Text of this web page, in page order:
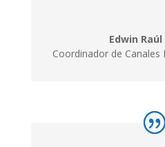
Edwin
Coordinador de Canales